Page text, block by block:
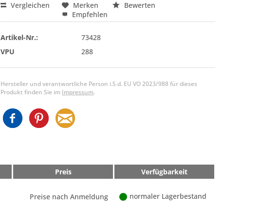
Vergleichen Merken
Bewerten
Empfehlen
Artikel-Nr.:
73428
VPU
288
Hersteller und verantwortliche Person i.S.d. EU VO 2023/988 für dieses
Produkt finden Sie im Impressum.
Preis Verfügbarkeit
Preise nach Anmeldung normaler Lagerbestand